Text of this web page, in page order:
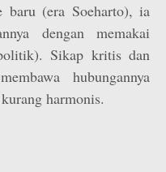
baru (era Soeharto), ia
dengan memakai
Sikap kritis dan
hubungannya
harmonis.